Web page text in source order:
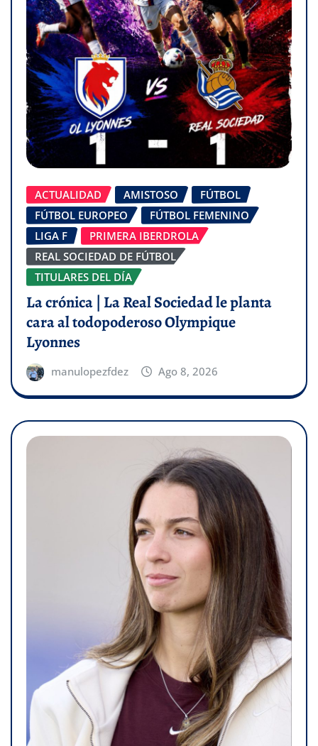
ACTUALIDAD AMISTOSO
FÚTBOL
FÚTBOL EUROPEO
FÚTBOL FEMENINO
LIGA F
PRIMERA IBERDROLA
REAL SOCIEDAD DE FÚTBOL
TITULARES DEL DÍA
La crónica | La Real Sociedad le planta
cara al todopoderoso Olympique
Lyonnes
manulopezfdez Ago 8, 2026